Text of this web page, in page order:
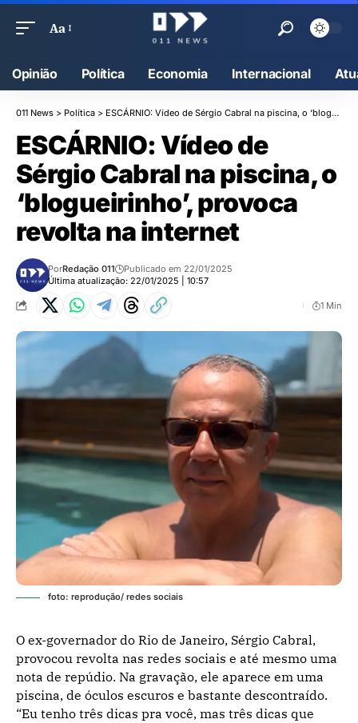
Aa
Opinião Política Economia Internacional
011 News > Política > ESCÁRNIO: Vídeo de Sérgio Cabral na piscina, o ‘blogueirinho’, provoca revolta na internet
ESCÁRNIO: Vídeo de
Sérgio Cabral na piscina, o
‘blogueirinho’, provoca
revolta na internet
Última atualização: 22/01/2025 | 10:57
PorRedação 011 Publicado em 22/01/2025
1 Min
foto: reprodução/ redes sociais
O ex-governador do Rio de Janeiro, Sérgio Cabral,
provocou revolta nas redes sociais e até mesmo uma
nota de repúdio. Na gravação, ele aparece em uma
piscina, de óculos escuros e bastante descontraído.
“Eu tenho três dicas pra você, mas três dicas que